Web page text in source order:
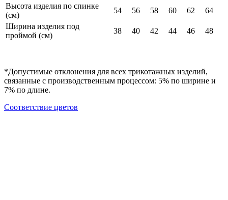
Высота изделия по спинке
(см)
54 56 58 60 62
64
Ширина изделия под
проймой (см)
38 40 42 44 46 48
*Допустимые отклонения для всех трикотажных изделий,
связанные с производственным процессом: 5% по ширине и
7% по длине.
Cоответствие цветов